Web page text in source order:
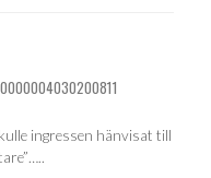
ingressen hänvisat till